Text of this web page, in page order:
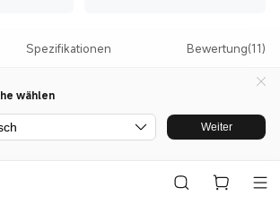
Spezifikationen Bewertung(11)